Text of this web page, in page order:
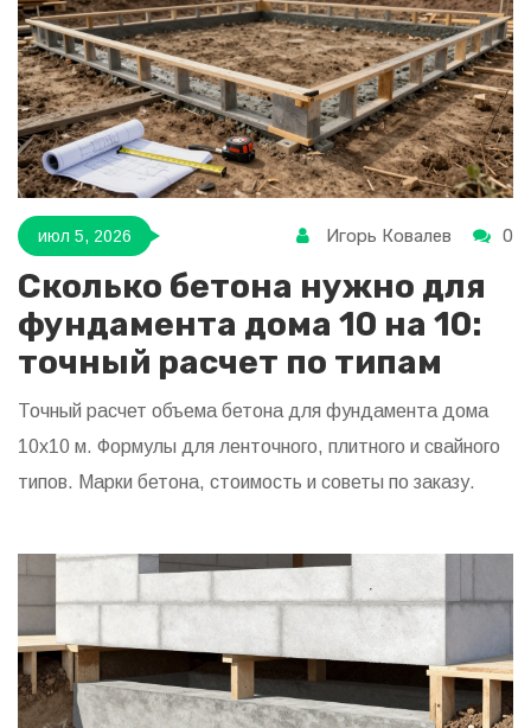
июл 5, 2026 Игорь Ковалев 0
Сколько бетона нужно для
фундамента дома 10 на 10:
точный расчет по типам
Точный расчет объема бетона для фундамента дома
10х10 м. Формулы для ленточного, плитного и свайного
типов. Марки бетона, стоимость и советы по заказу.